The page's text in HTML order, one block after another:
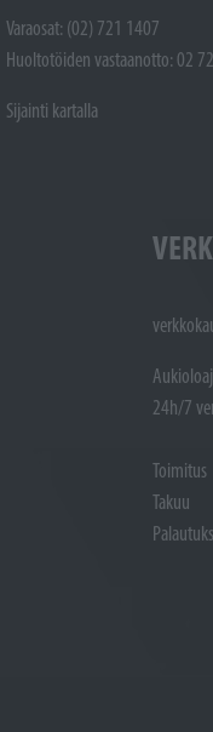
Varaosat: (02) 721 1407
Huoltotöiden vastaanotto: 02
Sijainti kartalla
24h/7
Toimitus
Takuu